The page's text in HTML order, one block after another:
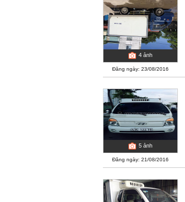
4 ảnh
Đăng ngày: 23/08/2016
5 ảnh
Đăng ngày: 21/08/2016